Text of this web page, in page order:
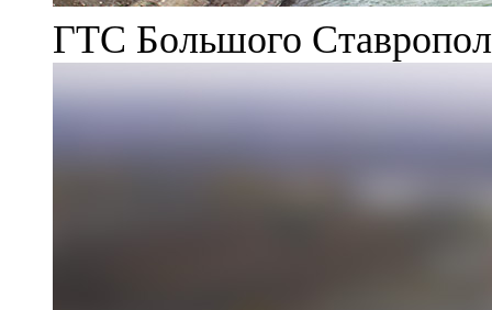
ГТС Большого